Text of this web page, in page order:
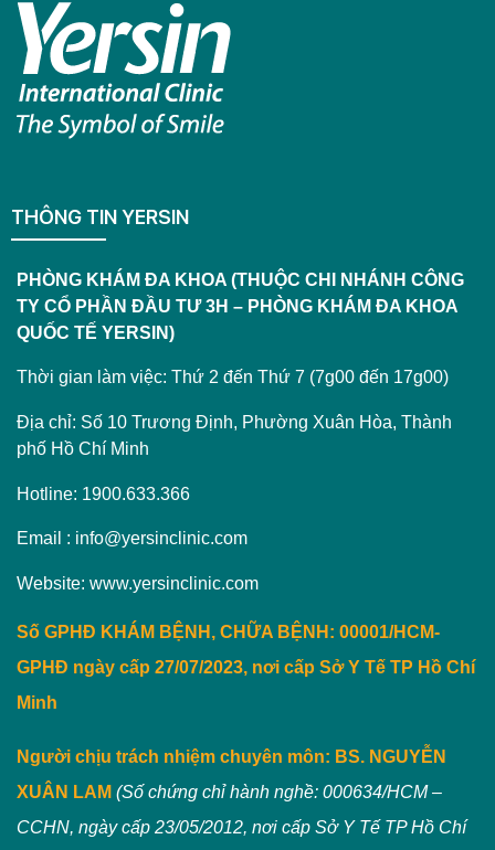
THÔNG TIN YERSIN
PHÒNG KHÁM ĐA KHOA (THUỘC CHI NHÁNH CÔNG
TY CỔ PHẦN ĐẦU TƯ 3H – PHÒNG KHÁM ĐA KHOA
QUỐC TẾ YERSIN)
Thời gian làm việc: Thứ 2 đến Thứ 7 (7g00 đến 17g00)
Địa chỉ: Số 10 Trương Định, Phường Xuân Hòa, Thành
phố Hồ Chí Minh
Hotline: 1900.633.366
Email : info@yersinclinic.com
Website: www.yersinclinic.com
Số GPHĐ KHÁM BỆNH, CHỮA BỆNH: 00001/HCM-
GPHĐ ngày cấp 27/07/2023, nơi cấp Sở Y Tế TP Hồ Chí
Minh
Người chịu trách nhiệm chuyên môn: BS. NGUYỄN
XUÂN LAM (Số chứng chỉ hành nghề: 000634/HCM –
CCHN, ngày cấp 23/05/2012, nơi cấp Sở Y Tế TP Hồ Chí